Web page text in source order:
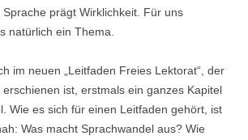
prägt Wirklichkeit. Für uns
natürlich ein Thema.
im neuen „Leitfaden Freies Lektorat“, der
ist, erstmals ein ganzes Kapitel
Wie es sich für einen Leitfaden gehört, ist
Was macht Sprachwandel aus? Wie